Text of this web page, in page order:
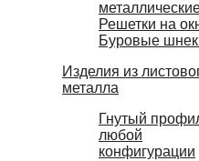
Решетки на
Буровые
Изделия из
металла
Гнутый
любой
конфигурации